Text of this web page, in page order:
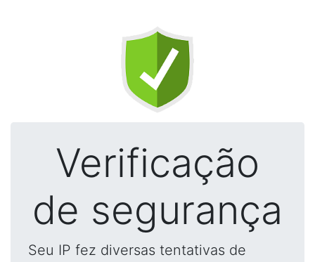
Verificação
de segurança
Seu IP fez diversas tentativas de